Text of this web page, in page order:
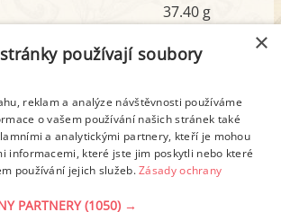
37.40 g
27.10 g
kyseliny
11.72 g
7.02 g
Detailní rozpis
×
používají soubory
reklam a analýze návštěvnosti používáme
o vašem používání našich stránek také
a analytickými partnery, kteří je mohou
informacemi, které jste jim poskytli nebo které
používání jejich služeb.Zásady ochrany
PARTNERY(1050) →